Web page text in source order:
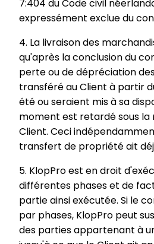
7:404 du Code civil
expressément exclue du
4. La livraison des
qu'après la conclusion du
perte ou de dépréciation
transféré au Client à partir
été ou seraient mis à sa
moment est retardé sous la
Client. Ceci
transfert de propriété ait
5. KlopPro est en droit
différentes phases et de
partie ainsi exécutée. Si le
par phases, KlopPro peut
des parties appartenant à